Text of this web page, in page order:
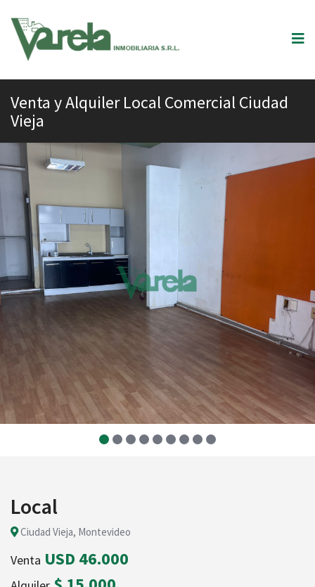
Venta y Alquiler Local Comercial Ciudad
Vieja
Local
Ciudad Vieja, Montevideo
Venta USD 46.000